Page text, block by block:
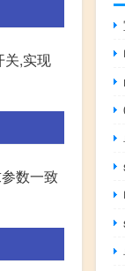
关,实现
数一致